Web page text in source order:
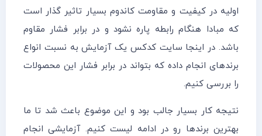
اولیه در کیفیت و مقاومت کاندوم بسیار تاثیر گذار است
که مبادا هنگام رابطه پاره نشود و در برابر فشار مقاوم
باشد. در اینجا سایت کدکس یک آزمایش به نسبت انواع
برندهای انجام داده که بتواند در برابر فشار این محصولات
را بررسی کنیم.
نتیجه کار بسیار جالب بود و این موضوع باعث شد تا ما
بهترین برندها رو در ادامه لیست کنیم. آزمایشی انجام